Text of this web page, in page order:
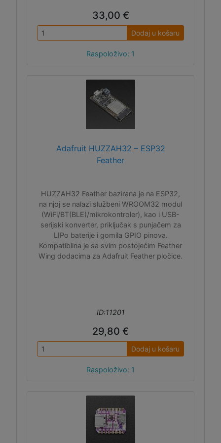
33,00 €
Dodaj u košaru
Raspoloživo: 1
Adafruit HUZZAH32 – ESP32
Feather
HUZZAH32 Feather bazirana je na ESP32,
na njoj se nalazi službeni WROOM32 modul
(WiFi/BT(BLE)/mikrokontroler), kao i USB-
serijski konverter, priključak s punjačem za
LIPo baterije i gomila GPIO pinova.
Kompatiblina je sa svim postojećim Feather
Wing dodacima za Adafruit Feather pločice.
ID:11201
29,80 €
Dodaj u košaru
Raspoloživo: 1